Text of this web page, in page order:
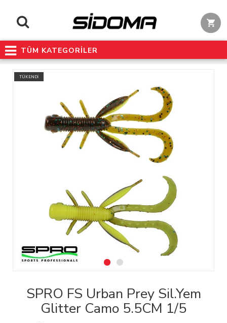
TÜM KATEGORİLER
TÜKENDİ
SPRO FS Urban Prey Sil.Yem
Glitter Camo 5.5CM 1/5